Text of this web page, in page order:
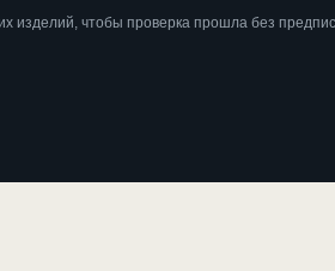
изделий, чтобы проверка прошла без